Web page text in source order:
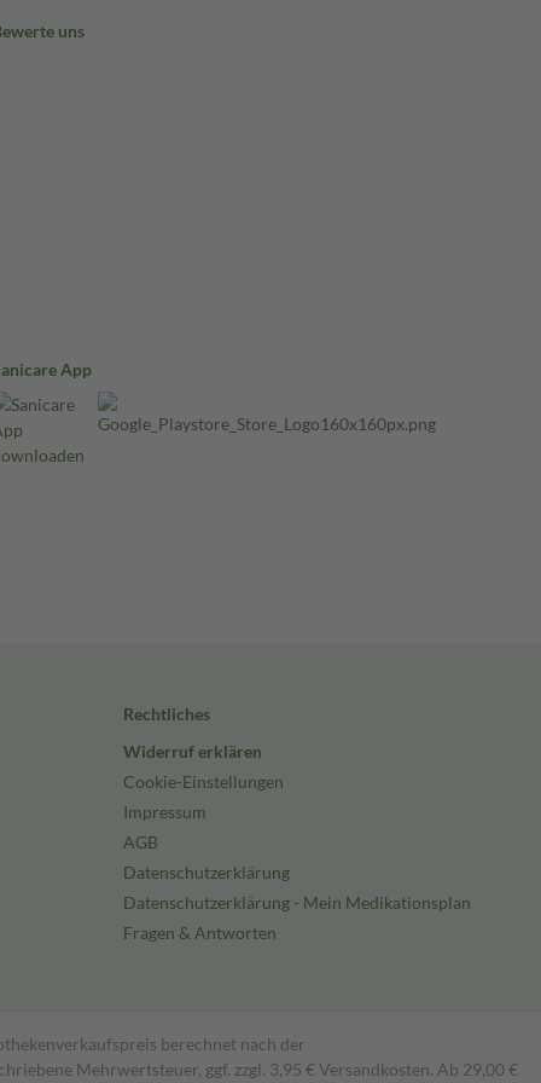
uns
App
Rechtliches
Widerruf erklären
Cookie-Einstellungen
Impressum
AGB
Datenschutzerklärung
Datenschutzerklärung - Mein Medikationsplan
Fragen & Antworten
berechnet nach der
Mehrwertsteuer, ggf. zzgl. 3,95 € Versandkosten. Ab 29,00 €